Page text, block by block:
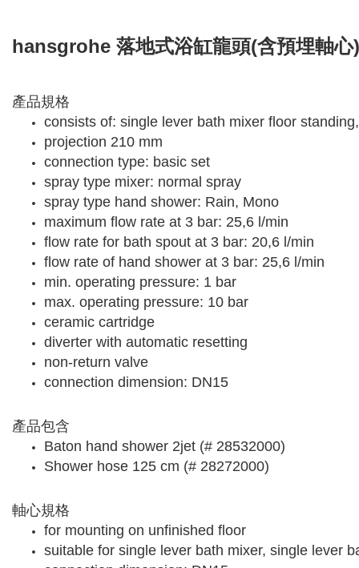
hansgrohe 落地式浴缸龍頭(含預埋軸
產品規格
consists of: single lever bath mixer floor
projection 210 mm
connection type: basic set
spray type mixer: normal spray
spray type hand shower: Rain, Mono
maximum flow rate at 3 bar: 25,6 l/min
flow rate for bath spout at 3 bar: 20,6 l/min
flow rate of hand shower at 3 bar: 25,6 l/min
min. operating pressure: 1 bar
max. operating pressure: 10 bar
ceramic cartridge
diverter with automatic resetting
non-return valve
connection dimension: DN15
產品包含
Baton hand shower 2jet (# 28532000)
Shower hose 125 cm (# 28272000)
軸心規格
for mounting on unfinished floor
suitable for single lever bath mixer, single lever